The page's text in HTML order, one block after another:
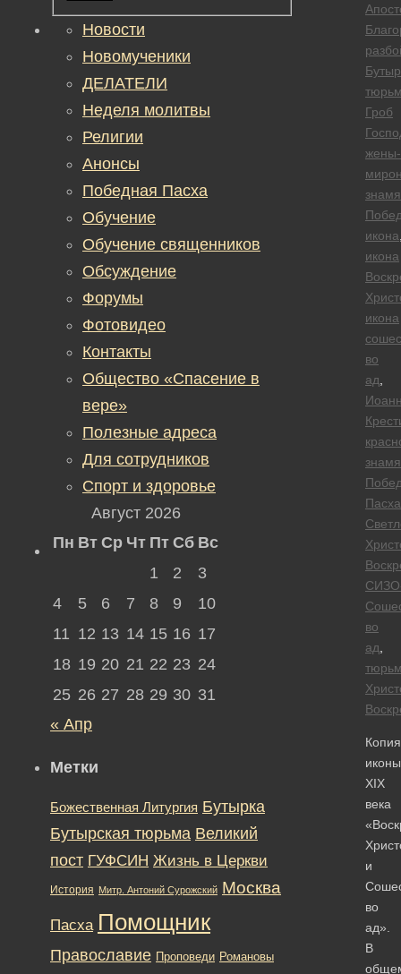
Гроб
жены-
знамя
икона
икона
икона
во
ад
знамя
Пасха
во
ад
Копия
иконы
XIX
века
и
во
ад».
В
Новости
Новомученики
ДЕЛАТЕЛИ
Неделя молитвы
Религии
Анонсы
Победная Пасха
Обучение
Обучение священников
Обсуждение
Форумы
Фотовидео
Контакты
Общество «Спасение в
вере»
Полезные адреса
Для сотрудников
Спорт и здоровье
Август 2026
Пн Вт Ср Чт Пт Сб Вс
1
2
3
4
5 6 7 8 9
10
11 12 13 14 15 16 17
18 19 20 21 22 23 24
25 26 27 28 29 30 31
« Апр
Метки
Божественная Литургия Бутырка
Бутырская тюрьма Великий
пост ГУФСИН Жизнь в Церкви
История Митр. Антоний Сурожский Москва
Пасха Помощник
Православие Проповеди Романовы